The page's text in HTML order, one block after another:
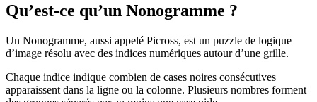
Qu’est-ce qu’un Nonogramme ?
Un Nonogramme, aussi appelé Picross, est un puzzle de logique
d’image résolu avec des indices numériques autour d’une grille.
Chaque indice indique combien de cases noires consécutives
apparaissent dans la ligne ou la colonne. Plusieurs nombres forment